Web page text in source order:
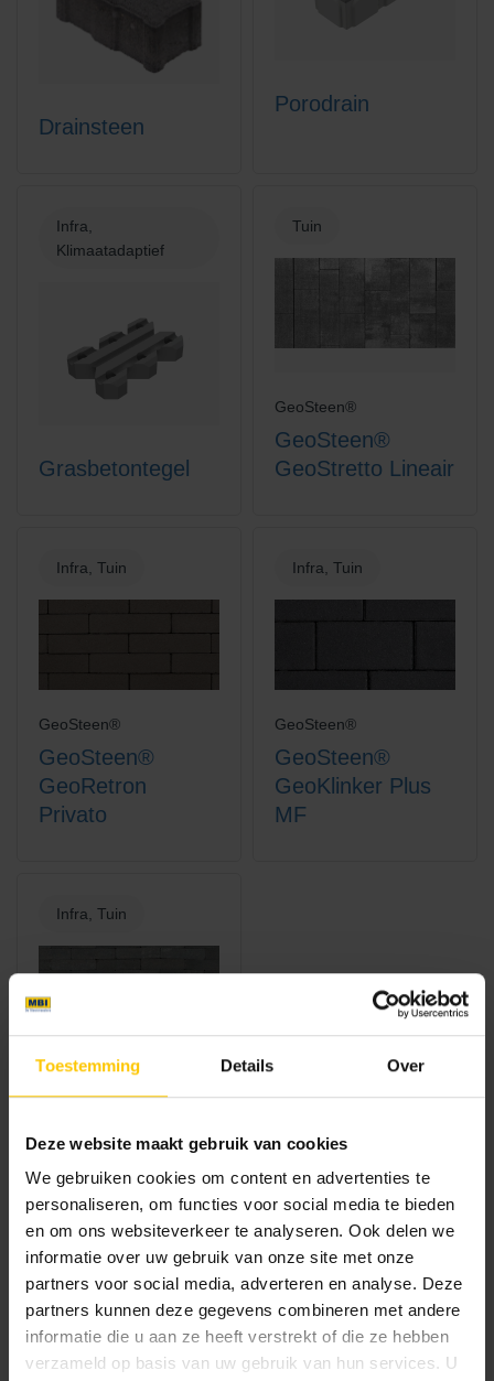
Toestemming Details Over
Deze website maakt gebruik van cookies
We gebruiken cookies om content en advertenties te
personaliseren, om functies voor social media te bieden
en om ons websiteverkeer te analyseren. Ook delen we
informatie over uw gebruik van onze site met onze
partners voor social media, adverteren en analyse. Deze
partners kunnen deze gegevens combineren met andere
informatie die u aan ze heeft verstrekt of die ze hebben
verzameld op basis van uw gebruik van hun services. U
Drainsteen
Porodrain
Infra,
Klimaatadaptief
Grasbetontegel
Tuin
GeoSteen®
GeoSteen®
GeoStretto Lineair
Infra, Tuin
GeoSteen®
GeoSteen®
GeoRetron
Privato
Infra, Tuin
GeoSteen®
GeoSteen®
GeoKlinker Plus
MF
Infra, Tuin
GeoSteen®
GeoSteen®
GeoKlinker Plus
Opritstenen hebben een hoge
belastbaarheid
Bij een oprit is naast het uiterlijk de belastbaarheid van
belang. Daarom zie je dat er voor de oprit vaak